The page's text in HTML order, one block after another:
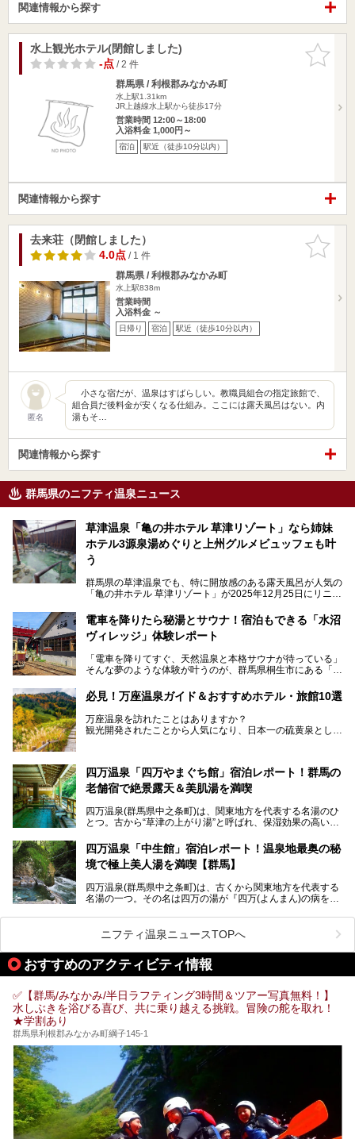
関連情報から探す
お気に入
りに追加
水上観光ホテル(閉館しました)
-点/ 2 件
群馬県 / 利根郡みなかみ町
水上駅1.31km
JR上越線水上駅から徒歩17分
営業時間 12:00～18:00
入浴料金 1,000円～
宿泊 駅近（徒歩10分以内）
関連情報から探す
お気に入
りに追加
去来荘（閉館しました）
4.0点/ 1 件
群馬県 / 利根郡みなかみ町
水上駅838m
営業時間
入浴料金 ～
日帰り 宿泊 駅近（徒歩10分以内）
匿名
小さな宿だが、温泉はすばらしい。教職員組合の指定旅館で、
組合員だ後料金が安くなる仕組み。ここには露天風呂はない。内
湯もそ…
関連情報から探す
群馬県のニフティ温泉ニュース
草津温泉「亀の井ホテル 草津リゾート」なら姉妹
ホテル3源泉湯めぐりと上州グルメビュッフェも叶
う
群馬県の草津温泉でも、特に開放感のある露天風呂が人気の
「亀の井ホテル 草津リゾート」が2025年12月25日にリニュ
ロビーや客室が綺麗になって、上州グルメにこだわったビュ
ッフェも人気！アクセスはシャトルバスで楽々、さらに草津
温泉にある姉妹ホテルの「草津温泉 大東舘」「亀の井ホテ
今回はそんな「亀の井ホテル 草津リゾート」を徹底レポー
───
提供元：アイコニア・ホスピタリティ株式会社【PR】
この記事は亀の井ホテル 草津リゾートのPR記事です。
電車を降りたら秘湯とサウナ！宿泊もできる「水沼
ヴィレッジ」体験レポート
「電車を降りてすぐ、天然温泉と本格サウナが待っている」
そんな夢のような体験が叶うのが、群馬県桐生市にある「駅
日帰り温泉の「水沼の湯」と宿泊もできる「サウナの森」、
２つのエリアがあります。
今回は、その中でも特にユニークな駅直結の「水沼の湯」の
魅力に焦点を当て、温泉好き、サウナー、そして電車旅好き
必見！万座温泉ガイド＆おすすめホテル・旅館10選
万座温泉を訪れたことはありますか？
観光開発されたことから人気になり、日本一の硫黄泉として
も多いかもしれません。
そこで筆者である私が実際に行ってみました！万座温泉の楽
しみ方や周辺の観光地を解説します。
また、日帰り入浴できる温泉から混浴可能な温泉まで、おす
すめの入浴施設もご紹介します！
四万温泉「四万やまぐち館」宿泊レポート！群馬の
老舗宿で絶景露天＆美肌湯を満喫
四万温泉(群馬県中之条町)は、関東地方を代表する名湯のひ
とつ。古から“草津の上がり湯”と呼ばれ、保湿効果の高い美
「四万やまぐち館」は、この地を代表する旅館の一つ。日帰
り入浴も可能ですが、やはり宿泊してじっくり楽しむのがベ
肌湯をはじめ、館内の魅力をたっぷりとご紹介します！
四万温泉「中生館」宿泊レポート！温泉地最奥の秘
境で極上美人湯を満喫【群馬】
四万温泉(群馬県中之条町)は、古くから関東地方を代表する
名湯の一つ。その名は四万の湯が『四万(よんまん)の病を癒
観光客で賑わう人気温泉地です。
「中生館」は四万温泉最奥に位置し、秘境感漂う老舗宿。泉
質の良さ(特に美人湯効果)に定評があり、知る人ぞ知る穴場
的存在です。今回は筆者自ら宿泊し、自慢の温泉をはじめ食
事・客室・共有スペースなど、宿の全貌を徹底紹介します。
ニフティ温泉ニュースTOPへ
おすすめのアクティビティ情報
✅【群馬/みなかみ/半日ラフティング3時間＆ツアー写真無料！】
水しぶきを浴びる喜び、共に乗り越える挑戦。冒険の舵を取れ！
★学割あり
群馬県利根郡みなかみ町綱子145-1